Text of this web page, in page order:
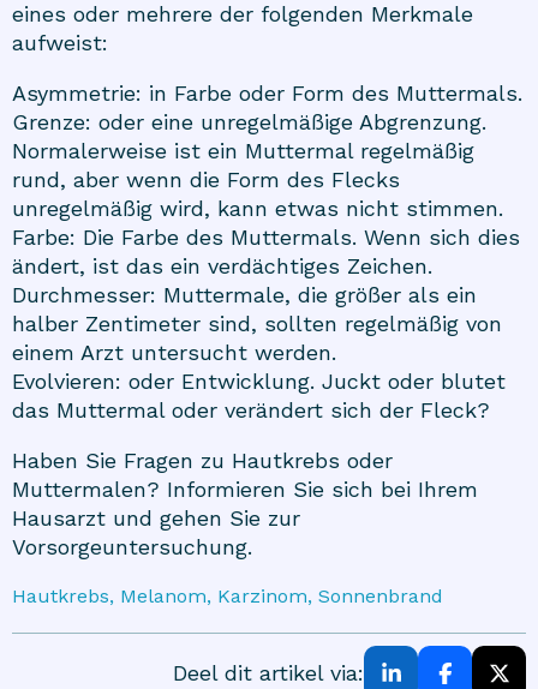
eines oder mehrere der folgenden Merkmale
aufweist:
Asymmetrie: in Farbe oder Form des Muttermals.
Grenze: oder eine unregelmäßige Abgrenzung.
Normalerweise ist ein Muttermal regelmäßig
rund, aber wenn die Form des Flecks
unregelmäßig wird, kann etwas nicht stimmen.
Farbe: Die Farbe des Muttermals. Wenn sich dies
ändert, ist das ein verdächtiges Zeichen.
Durchmesser: Muttermale, die größer als ein
halber Zentimeter sind, sollten regelmäßig von
einem Arzt untersucht werden.
Evolvieren: oder Entwicklung. Juckt oder blutet
das Muttermal oder verändert sich der Fleck?
Haben Sie Fragen zu Hautkrebs oder
Muttermalen? Informieren Sie sich bei Ihrem
Hausarzt und gehen Sie zur
Vorsorgeuntersuchung.
Hautkrebs, Melanom, Karzinom, Sonnenbrand
Deel dit artikel via: